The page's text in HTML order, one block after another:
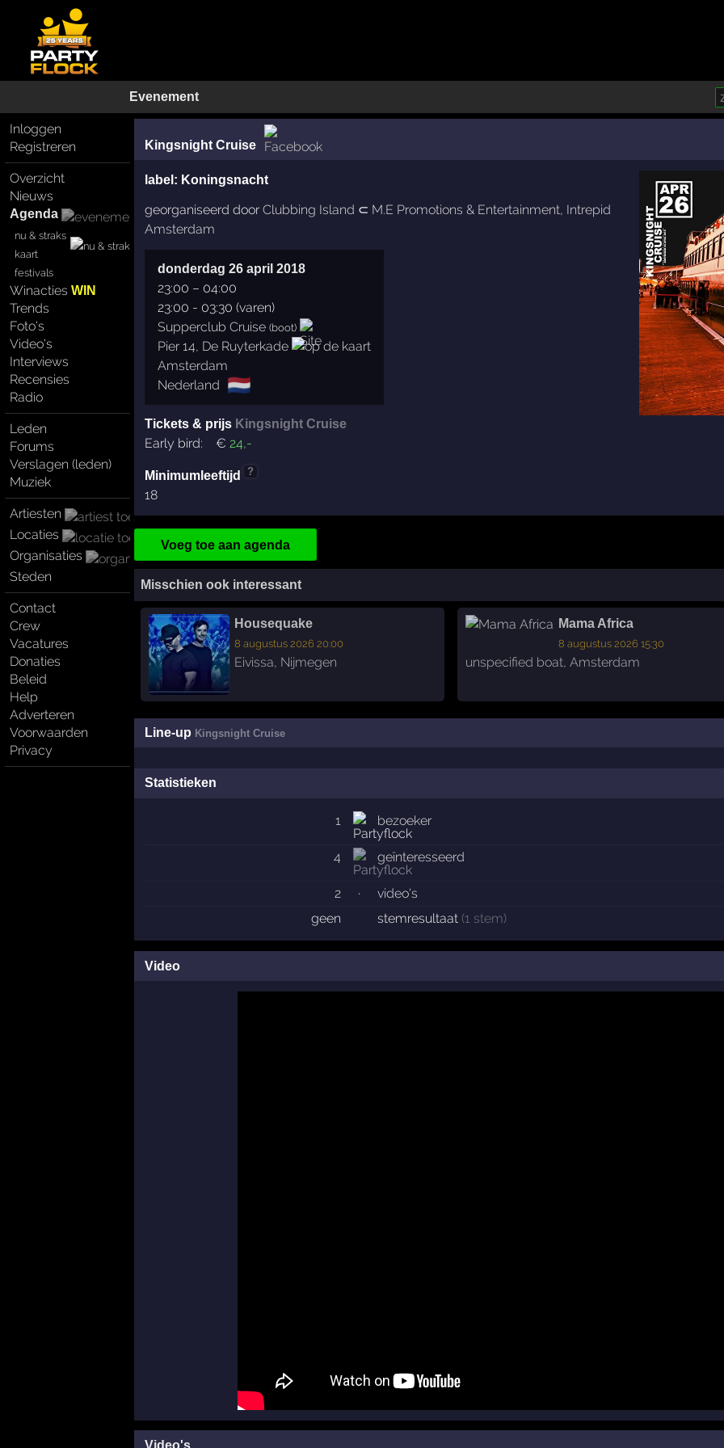
Evenement
Inloggen
Registreren
Overzicht
Nieuws
Agenda
nu & straks
kaart
festivals
WinactiesWIN
Trends
Foto's
Video's
Interviews
Recensies
Radio
Leden
Forums
Verslagen (leden)
Muziek
Artiesten
Locaties
Organisaties
Steden
Contact
Crew
Vacatures
Donaties
Beleid
Help
Adverteren
Voorwaarden
Privacy
Kingsnight Cruise
label: Koningsnacht
georganiseerd door Clubbing Island ⊂ M.E Promotions & Entertainment, Intrepid
Amsterdam
donderdag 26 april 2018
23:00 – 04:00
23:00 - 03:30 (varen)
Supperclub Cruise (boot)
Pier 14, De Ruyterkade
Amsterdam
Nederland 🇳🇱
Tickets & prijs Kingsnight Cruise
Early bird: € 24,-
Minimumleeftijd ?
18
Voeg toe aan agenda
Misschien ook interessant
Housequake
8 augustus 2026 20:00
Eivissa, Nijmegen
Mama Africa
8 augustus 2026 15:30
unspecified boat, Amsterdam
Line-up Kingsnight Cruise
Statistieken
1 bezoeker
4 geïnteresseerd
2 ·
video's
geen
stemresultaat (1 stem)
Video
Video's